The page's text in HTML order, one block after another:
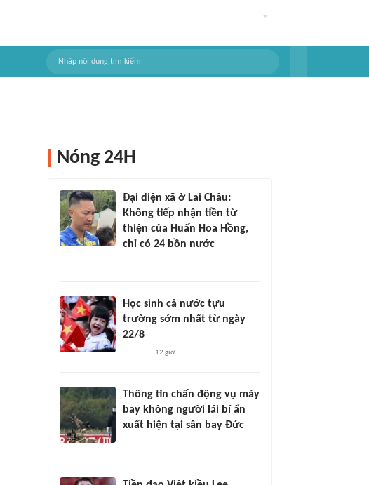
Nóng 24H
Đại diện xã ở Lai Châu:
Không tiếp nhận tiền từ
thiện của Huấn Hoa Hồng,
chỉ có 24 bồn nước
Học sinh cả nước tựu
trường sớm nhất từ ngày
22/8
12 giờ
Thông tin chấn động vụ máy
bay không người lái bí ẩn
xuất hiện tại sân bay Đức